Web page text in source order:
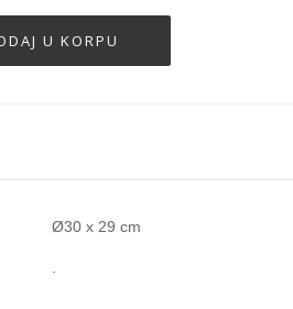
Ø30 x 29 cm